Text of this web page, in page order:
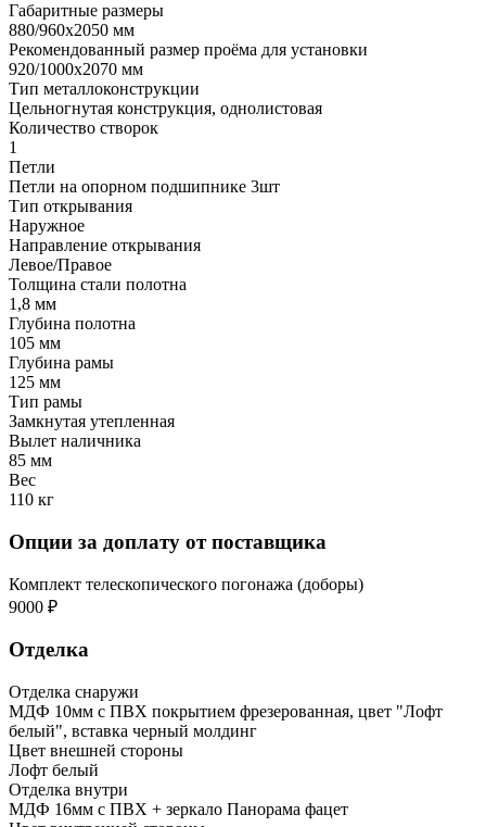
Габаритные размеры
880/960х2050 мм
Рекомендованный размер проёма для установки
920/1000х2070 мм
Тип металлоконструкции
Цельногнутая конструкция, однолистовая
Количество створок
1
Петли
Петли на опорном подшипнике 3шт
Тип открывания
Наружное
Направление открывания
Левое/Правое
Толщина стали полотна
1,8 мм
Глубина полотна
105 мм
Глубина рамы
125 мм
Тип рамы
Замкнутая утепленная
Вылет наличника
85 мм
Вес
110 кг
Опции за доплату от поставщика
Комплект телескопического погонажа (доборы)
9000 ₽
Отделка
Отделка снаружи
МДФ 10мм с ПВХ покрытием фрезерованная, цвет "Лофт
белый", вставка черный молдинг
Цвет внешней стороны
Лофт белый
Отделка внутри
МДФ 16мм с ПВХ + зеркало Панорама фацет